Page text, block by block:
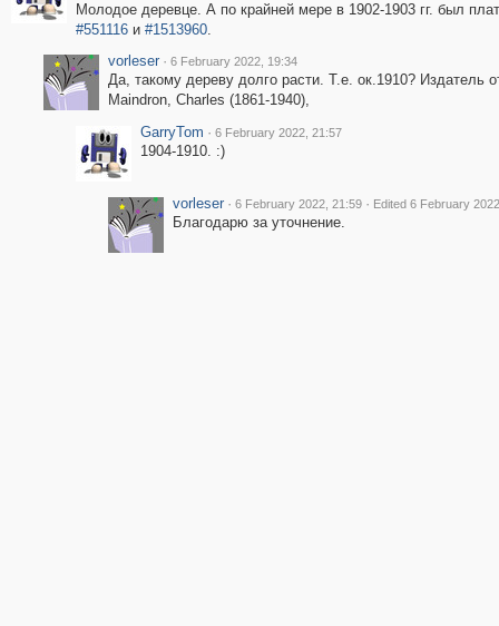
Молодое деревце. А по крайней мере в 1902-1903 гг. был
#551116и #1513960.
vorleser · 6 February 2022, 19:34
Да, такому дереву долго расти. Т.е. ок.1910? Издатель
Maindron, Charles (1861-1940),
GarryTom · 6 February 2022, 21:57
1904-1910. :)
vorleser · 6 February 2022, 21:59 · Edited 6 February
Благодарю за уточнение.